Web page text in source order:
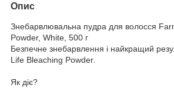
Опис
Знебарвлювальна пудра для волосся
Powder, White, 500 г
Безпечне знебарвлення і найкращий
Life Bleaching Powder.
Як діє?